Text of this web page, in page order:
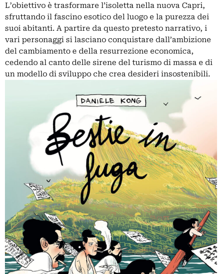
L’obiettivo è trasformare l’isoletta nella nuova Capri,
sfruttando il fascino esotico del luogo e la purezza dei
suoi abitanti. A partire da questo pretesto narrativo, i
vari personaggi si lasciano conquistare dall’ambizione
del cambiamento e della resurrezione economica,
cedendo al canto delle sirene del turismo di massa e di
un modello di sviluppo che crea desideri insostenibili.